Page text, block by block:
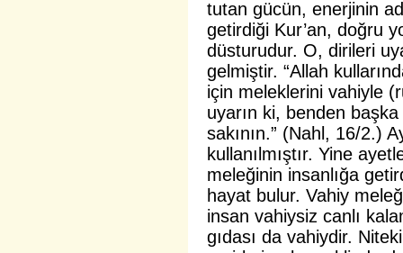
tutan gücün, enerjinin
getirdiği Kur’an, doğru
düsturudur. O, dirileri
gelmiştir. “Allah
için meleklerini vahiyle
uyarın ki, benden
sakının.” (Nahl, 16/2.)
kullanılmıştır. Yine
meleğinin insanlığa
hayat bulur. Vahiy
insan vahiysiz canlı
gıdası da vahiydir.